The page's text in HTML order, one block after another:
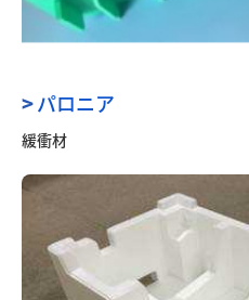
>パロニア
緩衝材